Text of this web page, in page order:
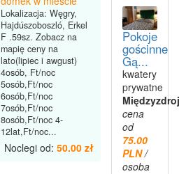
Lokalizacja: Węgry,
Hajdúszoboszló, Erkel
F .59sz. Zobacz na
mapię ceny na
lato(lipiec i awgust)
4osób, Ft/noc
5osób,Ft/noc
6osób,Ft/noc
7osób,Ft/noc
8osób,Ft/noc 4-
12lat,Ft/noc...
Noclegi od: 50.00 zł
Pokoje
gościnne
Gą...
kwatery
prywatne
cena
od
75.00
PLN/
osoba